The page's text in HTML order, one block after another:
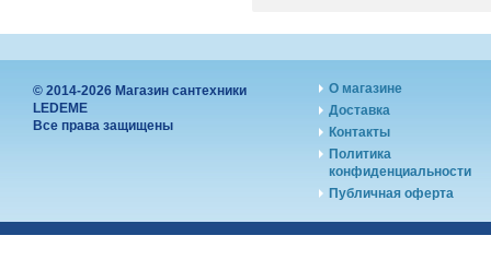
© 2014-2026 Магазин сантехники
LEDEME
Все права защищены
О магазине
Доставка
Контакты
Политика
конфиденциальности
Публичная оферта